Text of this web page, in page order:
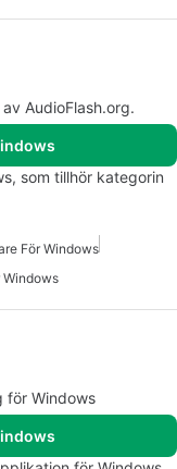
AudioFlash.org.
som tillhör kategorin
För Windows
Windows
för Windows